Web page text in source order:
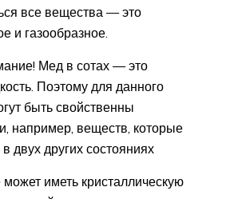
все вещества — это
и газообразное.
Мед в сотах — это
Поэтому для данного
быть свойственны
например, веществ, которые
двух других состояниях
иметь кристаллическую